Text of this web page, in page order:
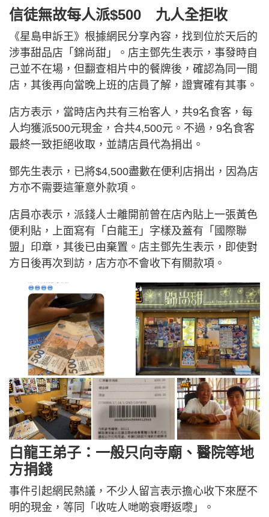
信徒無故每人派$500 九人全拒收
《星島申訴王》根據網民分享內容，找到位於天后的
涉事甜品店「錦尚甜」。店主鄧先生表示，事發時自
己並不在場，但翻查相片中的餐牌後，確認為同一間
店，其後再向當晚上班的店員了解，證實確有其事。
店方表示，當時店內共有三枱客人，共9名食客，每
人均獲派500元現金，合共4,500元。不過，9名食客
最終一致拒絕收取，並請店員代為捐出。
鄧先生表示，已將$4,500盡數在便利店捐出，因為店
方亦不需要這筆意外款項。
店員亦表示，派錢人士離開前曾在店內貼上一張黃色
便利貼，上面寫有「白龍王」字樣及蓋有「國際聯
盟」印章，其後已由棄置。店主鄧先生表示，即使對
方日後再次到訪，店方亦不會收下有關款項。
白龍王弟子：一般只向寺廟、醫院等地
方捐錢
事件引起網民熱議，不少人留言表示擔心收下來歷不
明的現金，等同「收咗人哋啲衰嘢返嚟」。